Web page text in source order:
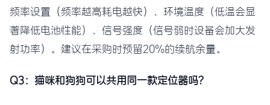
频率设置（频率越高耗电越快）、环境温度（低温会显
著降低电池性能）、信号强度（信号弱时设备会加大发
射功率）。建议在采购时预留20%的续航余量。
Q3：猫咪和狗狗可以共用同一款定位器吗？